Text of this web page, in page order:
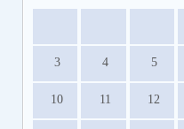
3 4 5
10 11 12